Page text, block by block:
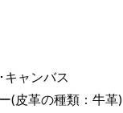
キャンバス
(皮革の種類：牛革)